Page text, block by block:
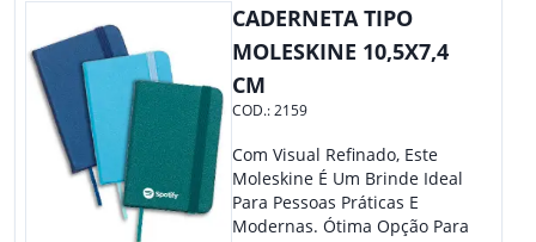
Lindo Design.
CADERNETA TIPO
MOLESKINE 10,5X7,4
CM
COD.:2159
Com Visual Refinado, Este
Moleskine É Um Brinde Ideal
Para Pessoas Práticas E
Modernas. Ótima Opção Para